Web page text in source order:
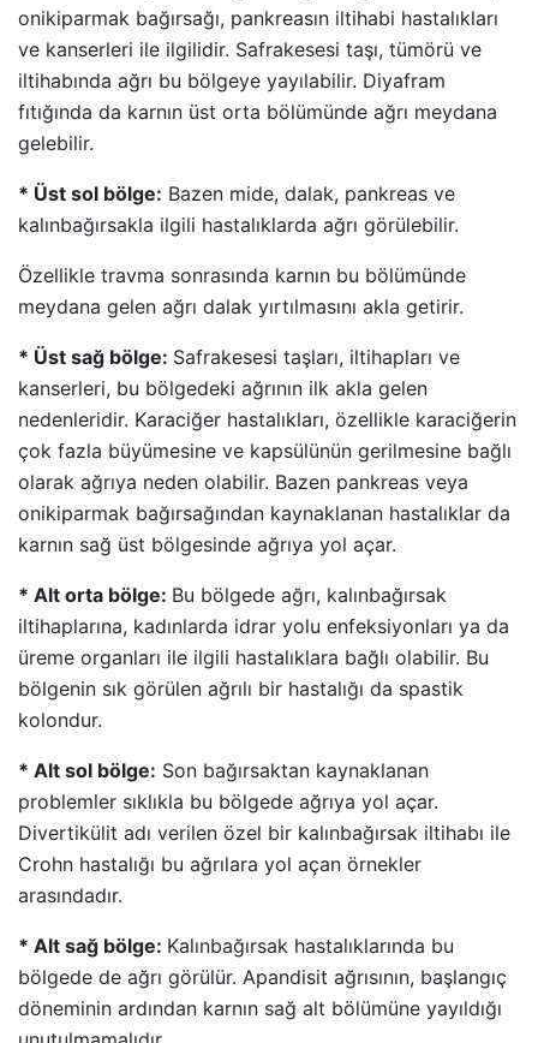
onikiparmak bağırsağı, pankreasın iltihabi hastalıkları
ve kanserleri ile ilgilidir. Safrakesesi taşı, tümörü ve
iltihabında ağrı bu bölgeye yayılabilir. Diyafram
fıtığında da karnın üst orta bölümünde ağrı meydana
gelebilir.
* Üst sol bölge: Bazen mide, dalak, pankreas ve
kalınbağırsakla ilgili hastalıklarda ağrı görülebilir.
Özellikle travma sonrasında karnın bu bölümünde
meydana gelen ağrı dalak yırtılmasını akla getirir.
* Üst sağ bölge: Safrakesesi taşları, iltihapları ve
kanserleri, bu bölgedeki ağrının ilk akla gelen
nedenleridir. Karaciğer hastalıkları, özellikle karaciğerin
çok fazla büyümesine ve kapsülünün gerilmesine bağlı
olarak ağrıya neden olabilir. Bazen pankreas veya
onikiparmak bağırsağından kaynaklanan hastalıklar da
karnın sağ üst bölgesinde ağrıya yol açar.
* Alt orta bölge: Bu bölgede ağrı, kalınbağırsak
iltihaplarına, kadınlarda idrar yolu enfeksiyonları ya da
üreme organları ile ilgili hastalıklara bağlı olabilir. Bu
bölgenin sık görülen ağrılı bir hastalığı da spastik
kolondur.
* Alt sol bölge: Son bağırsaktan kaynaklanan
problemler sıklıkla bu bölgede ağrıya yol açar.
Divertikülit adı verilen özel bir kalınbağırsak iltihabı ile
Crohn hastalığı bu ağrılara yol açan örnekler
arasındadır.
* Alt sağ bölge: Kalınbağırsak hastalıklarında bu
bölgede de ağrı görülür. Apandisit ağrısının, başlangıç
döneminin ardından karnın sağ alt bölümüne yayıldığı